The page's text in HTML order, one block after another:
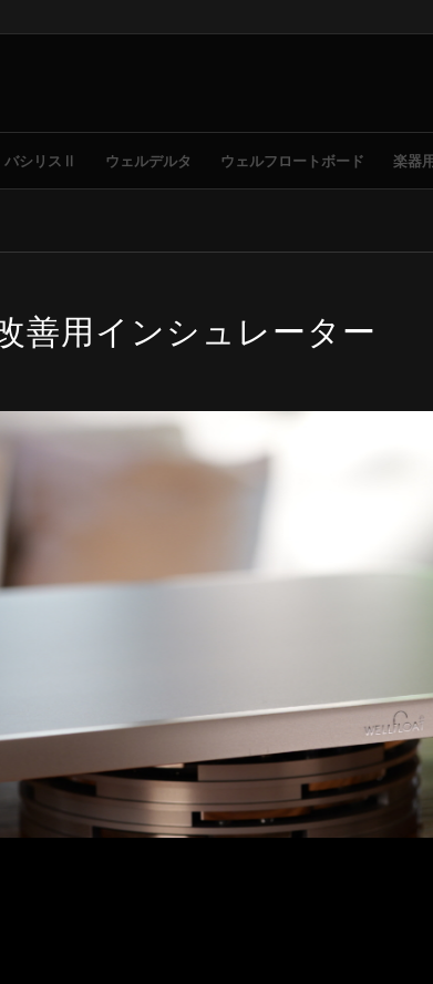
バシリスⅡ ウェルデルタ ウェルフロートボード 楽器
善用インシュレーター